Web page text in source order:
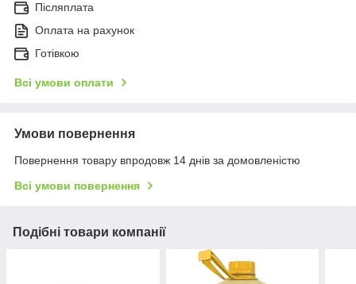
Післяплата
Оплата на рахунок
Готівкою
Всі умови оплати
Умови повернення
Повернення товару впродовж 14 днів за домовленістю
Всі умови повернення
Подібні товари компанії